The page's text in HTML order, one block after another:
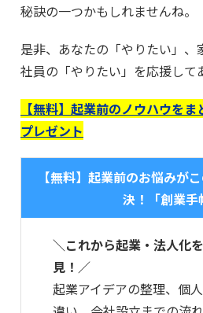
秘訣の一つかもしれませんね。
是非、あなたの「やりたい」、
社員の「やりたい」を応援して
【無料】起業前のノウハウを
プレゼント
【無料】起業前のお悩みが
決！「創業手
＼これから起業・法人化
見！／
起業アイデアの整理、個